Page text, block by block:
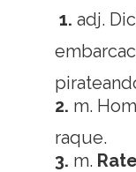
1.adj.
2. m.
raque.
3. m.